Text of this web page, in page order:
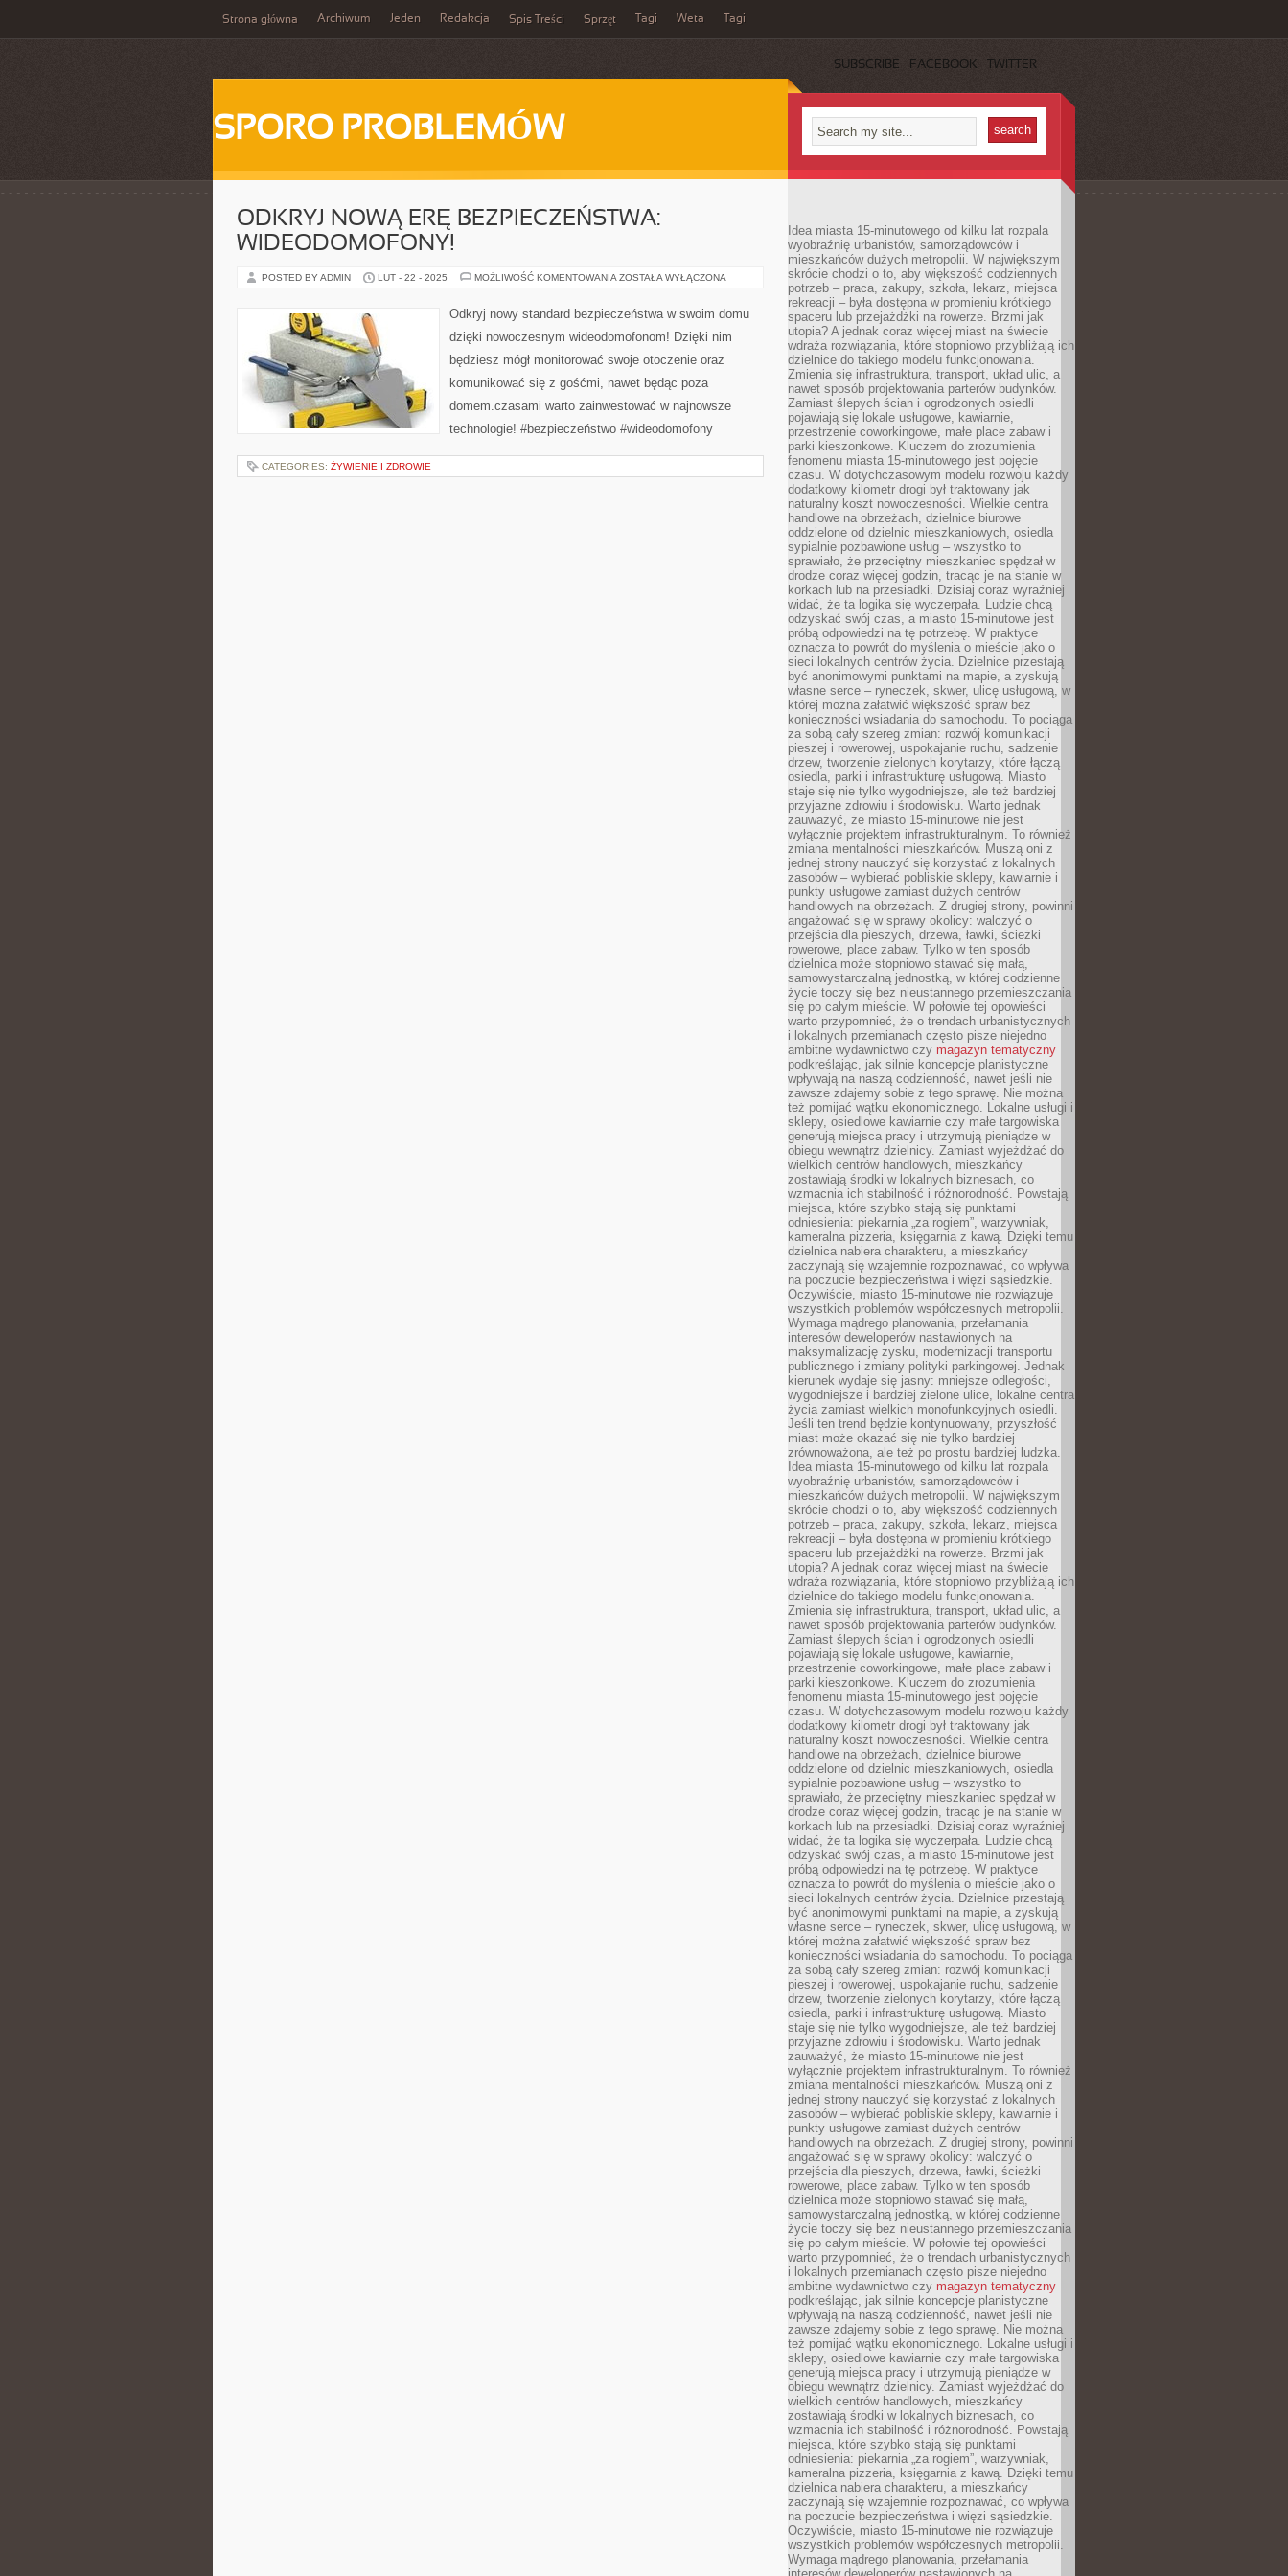
Strona główna Archiwum Jeden Redakcja Spis Treści Sprzęt Tagi Weta Tagi
SUBSCRIBE FACEBOOK TWITTER
SPORO PROBLEMÓW
ODKRYJ NOWĄ ERĘ BEZPIECZEŃSTWA:
WIDEODOMOFONY!
POSTED BY ADMIN LUT - 22 - 2025 MOŻLIWOŚĆ KOMENTOWANIA ODKRYJ
BEZPIECZEŃSTWA:
WIDEODOMOFONY!
ZOSTAŁA WYŁĄCZONA
Odkryj nowy standard bezpieczeństwa w swoim domu
dzięki nowoczesnym wideodomofonom! Dzięki nim
będziesz mógł monitorować swoje otoczenie oraz
komunikować się z gośćmi, nawet będąc poza
domem.czasami warto zainwestować w najnowsze
technologie! #bezpieczeństwo #wideodomofony
CATEGORIES: ŻYWIENIE I ZDROWIE
Idea miasta 15-minutowego od kilku lat rozpala
wyobraźnię urbanistów, samorządowców i
mieszkańców dużych metropolii. W największym
skrócie chodzi o to, aby większość codziennych
potrzeb – praca, zakupy, szkoła, lekarz, miejsca
rekreacji – była dostępna w promieniu krótkiego
spaceru lub przejażdżki na rowerze. Brzmi jak
utopia? A jednak coraz więcej miast na świecie
wdraża rozwiązania, które stopniowo przybliżają ich
dzielnice do takiego modelu funkcjonowania.
Zmienia się infrastruktura, transport, układ ulic, a
nawet sposób projektowania parterów budynków.
Zamiast ślepych ścian i ogrodzonych osiedli
pojawiają się lokale usługowe, kawiarnie,
przestrzenie coworkingowe, małe place zabaw i
parki kieszonkowe. Kluczem do zrozumienia
fenomenu miasta 15-minutowego jest pojęcie
czasu. W dotychczasowym modelu rozwoju każdy
dodatkowy kilometr drogi był traktowany jak
naturalny koszt nowoczesności. Wielkie centra
handlowe na obrzeżach, dzielnice biurowe
oddzielone od dzielnic mieszkaniowych, osiedla
sypialnie pozbawione usług – wszystko to
sprawiało, że przeciętny mieszkaniec spędzał w
drodze coraz więcej godzin, tracąc je na stanie w
korkach lub na przesiadki. Dzisiaj coraz wyraźniej
widać, że ta logika się wyczerpała. Ludzie chcą
odzyskać swój czas, a miasto 15-minutowe jest
próbą odpowiedzi na tę potrzebę. W praktyce
oznacza to powrót do myślenia o mieście jako o
sieci lokalnych centrów życia. Dzielnice przestają
być anonimowymi punktami na mapie, a zyskują
własne serce – ryneczek, skwer, ulicę usługową, w
której można załatwić większość spraw bez
konieczności wsiadania do samochodu. To pociąga
za sobą cały szereg zmian: rozwój komunikacji
pieszej i rowerowej, uspokajanie ruchu, sadzenie
drzew, tworzenie zielonych korytarzy, które łączą
osiedla, parki i infrastrukturę usługową. Miasto
staje się nie tylko wygodniejsze, ale też bardziej
przyjazne zdrowiu i środowisku. Warto jednak
zauważyć, że miasto 15-minutowe nie jest
wyłącznie projektem infrastrukturalnym. To również
zmiana mentalności mieszkańców. Muszą oni z
jednej strony nauczyć się korzystać z lokalnych
zasobów – wybierać pobliskie sklepy, kawiarnie i
punkty usługowe zamiast dużych centrów
handlowych na obrzeżach. Z drugiej strony, powinni
angażować się w sprawy okolicy: walczyć o
przejścia dla pieszych, drzewa, ławki, ścieżki
rowerowe, place zabaw. Tylko w ten sposób
dzielnica może stopniowo stawać się małą,
samowystarczalną jednostką, w której codzienne
życie toczy się bez nieustannego przemieszczania
się po całym mieście. W połowie tej opowieści
warto przypomnieć, że o trendach urbanistycznych
i lokalnych przemianach często pisze niejedno
ambitne wydawnictwo czy magazyn tematyczny
podkreślając, jak silnie koncepcje planistyczne
wpływają na naszą codzienność, nawet jeśli nie
zawsze zdajemy sobie z tego sprawę. Nie można
też pomijać wątku ekonomicznego. Lokalne usługi i
sklepy, osiedlowe kawiarnie czy małe targowiska
generują miejsca pracy i utrzymują pieniądze w
obiegu wewnątrz dzielnicy. Zamiast wyjeżdżać do
wielkich centrów handlowych, mieszkańcy
zostawiają środki w lokalnych biznesach, co
wzmacnia ich stabilność i różnorodność. Powstają
miejsca, które szybko stają się punktami
odniesienia: piekarnia „za rogiem”, warzywniak,
kameralna pizzeria, księgarnia z kawą. Dzięki temu
dzielnica nabiera charakteru, a mieszkańcy
zaczynają się wzajemnie rozpoznawać, co wpływa
na poczucie bezpieczeństwa i więzi sąsiedzkie.
Oczywiście, miasto 15-minutowe nie rozwiązuje
wszystkich problemów współczesnych metropolii.
Wymaga mądrego planowania, przełamania
interesów deweloperów nastawionych na
maksymalizację zysku, modernizacji transportu
publicznego i zmiany polityki parkingowej. Jednak
kierunek wydaje się jasny: mniejsze odległości,
wygodniejsze i bardziej zielone ulice, lokalne centra
życia zamiast wielkich monofunkcyjnych osiedli.
Jeśli ten trend będzie kontynuowany, przyszłość
miast może okazać się nie tylko bardziej
zrównoważona, ale też po prostu bardziej ludzka.
Idea miasta 15-minutowego od kilku lat rozpala
wyobraźnię urbanistów, samorządowców i
mieszkańców dużych metropolii. W największym
skrócie chodzi o to, aby większość codziennych
potrzeb – praca, zakupy, szkoła, lekarz, miejsca
rekreacji – była dostępna w promieniu krótkiego
spaceru lub przejażdżki na rowerze. Brzmi jak
utopia? A jednak coraz więcej miast na świecie
wdraża rozwiązania, które stopniowo przybliżają ich
dzielnice do takiego modelu funkcjonowania.
Zmienia się infrastruktura, transport, układ ulic, a
nawet sposób projektowania parterów budynków.
Zamiast ślepych ścian i ogrodzonych osiedli
pojawiają się lokale usługowe, kawiarnie,
przestrzenie coworkingowe, małe place zabaw i
parki kieszonkowe. Kluczem do zrozumienia
fenomenu miasta 15-minutowego jest pojęcie
czasu. W dotychczasowym modelu rozwoju każdy
dodatkowy kilometr drogi był traktowany jak
naturalny koszt nowoczesności. Wielkie centra
handlowe na obrzeżach, dzielnice biurowe
oddzielone od dzielnic mieszkaniowych, osiedla
sypialnie pozbawione usług – wszystko to
sprawiało, że przeciętny mieszkaniec spędzał w
drodze coraz więcej godzin, tracąc je na stanie w
korkach lub na przesiadki. Dzisiaj coraz wyraźniej
widać, że ta logika się wyczerpała. Ludzie chcą
odzyskać swój czas, a miasto 15-minutowe jest
próbą odpowiedzi na tę potrzebę. W praktyce
oznacza to powrót do myślenia o mieście jako o
sieci lokalnych centrów życia. Dzielnice przestają
być anonimowymi punktami na mapie, a zyskują
własne serce – ryneczek, skwer, ulicę usługową, w
której można załatwić większość spraw bez
konieczności wsiadania do samochodu. To pociąga
za sobą cały szereg zmian: rozwój komunikacji
pieszej i rowerowej, uspokajanie ruchu, sadzenie
drzew, tworzenie zielonych korytarzy, które łączą
osiedla, parki i infrastrukturę usługową. Miasto
staje się nie tylko wygodniejsze, ale też bardziej
przyjazne zdrowiu i środowisku. Warto jednak
zauważyć, że miasto 15-minutowe nie jest
wyłącznie projektem infrastrukturalnym. To również
zmiana mentalności mieszkańców. Muszą oni z
jednej strony nauczyć się korzystać z lokalnych
zasobów – wybierać pobliskie sklepy, kawiarnie i
punkty usługowe zamiast dużych centrów
handlowych na obrzeżach. Z drugiej strony, powinni
angażować się w sprawy okolicy: walczyć o
przejścia dla pieszych, drzewa, ławki, ścieżki
rowerowe, place zabaw. Tylko w ten sposób
dzielnica może stopniowo stawać się małą,
samowystarczalną jednostką, w której codzienne
życie toczy się bez nieustannego przemieszczania
się po całym mieście. W połowie tej opowieści
warto przypomnieć, że o trendach urbanistycznych
i lokalnych przemianach często pisze niejedno
ambitne wydawnictwo czy magazyn tematyczny
podkreślając, jak silnie koncepcje planistyczne
wpływają na naszą codzienność, nawet jeśli nie
zawsze zdajemy sobie z tego sprawę. Nie można
też pomijać wątku ekonomicznego. Lokalne usługi i
sklepy, osiedlowe kawiarnie czy małe targowiska
generują miejsca pracy i utrzymują pieniądze w
obiegu wewnątrz dzielnicy. Zamiast wyjeżdżać do
wielkich centrów handlowych, mieszkańcy
zostawiają środki w lokalnych biznesach, co
wzmacnia ich stabilność i różnorodność. Powstają
miejsca, które szybko stają się punktami
odniesienia: piekarnia „za rogiem”, warzywniak,
kameralna pizzeria, księgarnia z kawą. Dzięki temu
dzielnica nabiera charakteru, a mieszkańcy
zaczynają się wzajemnie rozpoznawać, co wpływa
na poczucie bezpieczeństwa i więzi sąsiedzkie.
Oczywiście, miasto 15-minutowe nie rozwiązuje
wszystkich problemów współczesnych metropolii.
Wymaga mądrego planowania, przełamania